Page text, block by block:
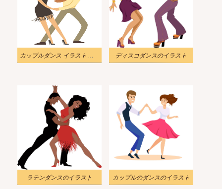
カップルダンス イラスト 無料 ディスコダンスのイラスト
ラテンダンスのイラスト カップルのダンスのイラスト